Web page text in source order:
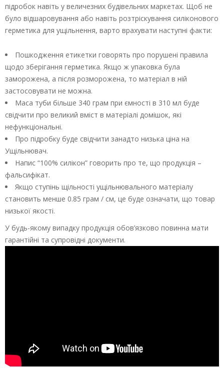
підробок навіть у величезних будівельних маркетах. Щоб не
було відшаровування або навіть розтріскування силіконового
герметика для ущільнення, варто врахувати наступні факти:
Пошкодження етикетки говорять про порушені правила
щодо зберігання герметика. Якщо ж упаковка була
заморожена, а після розморожена, то матеріал в ній
застосовувати не можна.
Маса туби більше 340 грам при ємності в 310 мл буде
свідчити про великий вміст в матеріалі домішок, які
нефункціональні.
Про підробку буде свідчити занадто низька ціна на
Ущільнювач.
Напис “100% силікон” говорить про те, що продукція –
фальсифікат.
Якщо ступінь щільності ущільнювального матеріалу
становить менше 0.85 грам / см, це буде означати, що товар
низької якості.
У будь-якому випадку продукція обов’язково повинна мати
гарантійні та супровідні документи.